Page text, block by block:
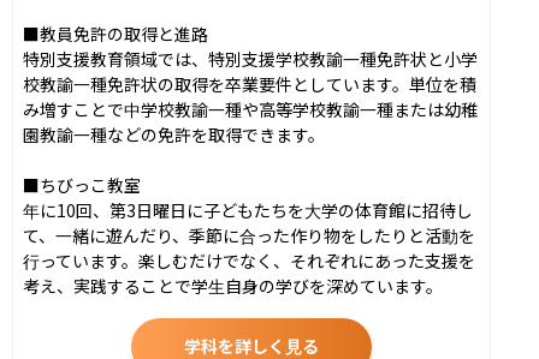
■教員免許の取得と進路
特別支援教育領域では、特別支援学校教諭一種免許状と小学
校教諭一種免許状の取得を卒業要件としています。単位を積
み増すことで中学校教諭一種や高等学校教諭一種または幼稚
園教諭一種などの免許を取得できます。
■ちびっこ教室
年に10回、第3日曜日に子どもたちを大学の体育館に招待し
て、一緒に遊んだり、季節に合った作り物をしたりと活動を
行っています。楽しむだけでなく、それぞれにあった支援を
考え、実践することで学生自身の学びを深めています。
学科を詳しく見る